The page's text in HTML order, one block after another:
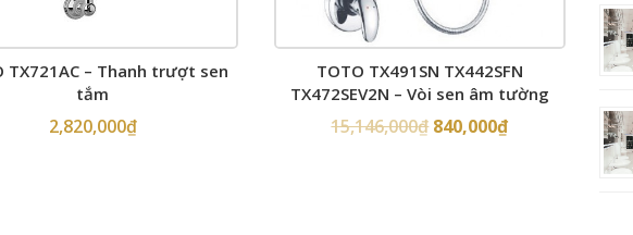
TX721AC – Thanh trượt sen
tắm
2,820,000₫
TOTO TX491SN TX442SFN
TX472SEV2N – Vòi sen âm tường
15,146,000₫ 840,000₫